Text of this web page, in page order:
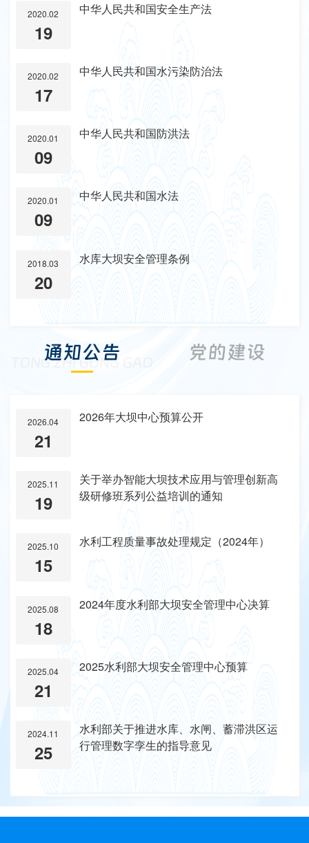
2020.02
19
中华人民共和国安全生产法
2020.02
17
中华人民共和国水污染防治法
2020.01
09
中华人民共和国防洪法
2020.01
09
中华人民共和国水法
2018.03
20
水库大坝安全管理条例
2026.04
21
2026年大坝中心预算公开
2025.11
19
关于举办智能大坝技术应用与管理创新高
级研修班系列公益培训的通知
2025.10
15
水利工程质量事故处理规定（2024年）
2025.08
18
2024年度水利部大坝安全管理中心决算
2025.04
21
2025水利部大坝安全管理中心预算
2024.11
25
水利部关于推进水库、水闸、蓄滞洪区运
行管理数字孪生的指导意见